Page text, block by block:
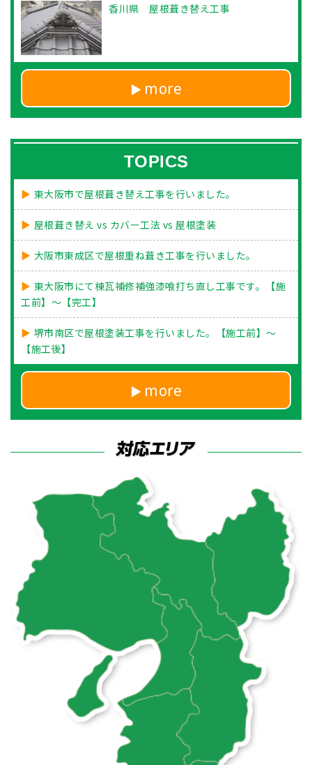
香川県 屋根葺き替え工事
more
TOPICS
東大阪市で屋根葺き替え工事を行いました。
屋根葺き替え vs カバー工法 vs 屋根塗装
大阪市東成区で屋根重ね葺き工事を行いました。
東大阪市にて棟瓦補修補強漆喰打ち直し工事です。【施
工前】～【完工】
堺市南区で屋根塗装工事を行いました。【施工前】～
【施工後】
more